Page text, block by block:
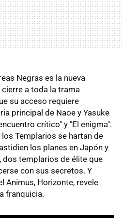
Negras es la nueva
a toda la trama
su acceso requiere
principal de Naoe y Yasuke
crítico" y "El enigma".
Templarios se hartan de
los planes en Japón y
dos templarios de élite que
con sus secretos. Y
Animus, Horizonte, revele
franquicia.